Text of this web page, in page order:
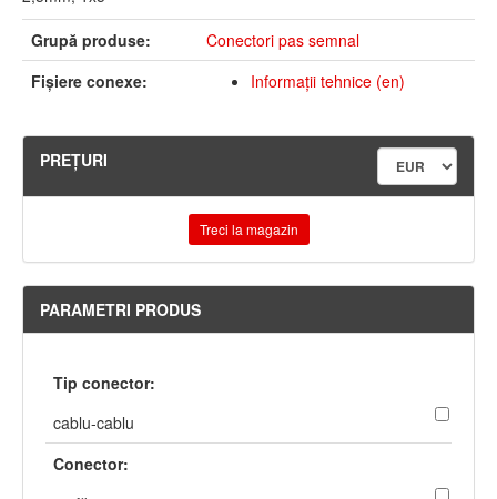
Grupă produse:
Conectori pas semnal
Fişiere conexe:
Informaţii tehnice (en)
PREŢURI
Treci la magazin
PARAMETRI PRODUS
Tip conector:
cablu-cablu
Conector: